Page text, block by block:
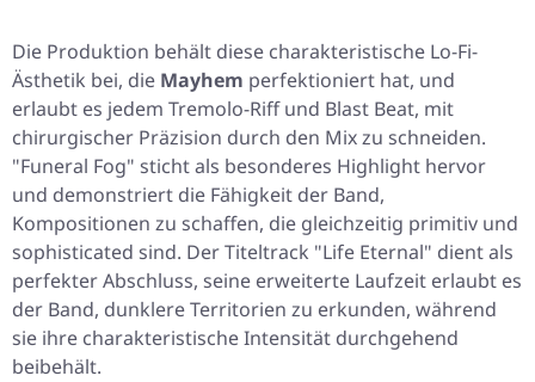
Die Produktion behält diese charakteristische Lo-Fi-
Ästhetik bei, die Mayhem perfektioniert hat, und
erlaubt es jedem Tremolo-Riff und Blast Beat, mit
chirurgischer Präzision durch den Mix zu schneiden.
"Funeral Fog" sticht als besonderes Highlight hervor
und demonstriert die Fähigkeit der Band,
Kompositionen zu schaffen, die gleichzeitig primitiv und
sophisticated sind. Der Titeltrack "Life Eternal" dient als
perfekter Abschluss, seine erweiterte Laufzeit erlaubt es
der Band, dunklere Territorien zu erkunden, während
sie ihre charakteristische Intensität durchgehend
beibehält.